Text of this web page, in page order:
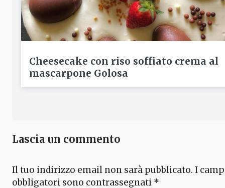
Cheesecake con riso soffiato crema al
mascarpone Golosa
Lascia un commento
Il tuo indirizzo email non sarà pubblicato. I
obbligatori sono contrassegnati *